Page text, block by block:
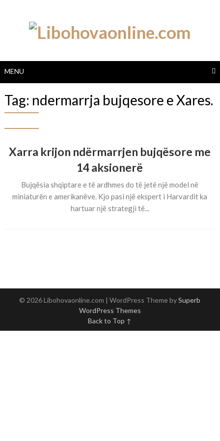
MENU
Tag: ndermarrja bujqesore e Xares.
Xarra krijon ndërmarrjen bujqësore me
14 aksionerë
Bujqësia shqiptare e të ardhmes do të jetë një model në
miniaturën e amerikanëve. Kjo pasi një ekspert i Harvardit ka
hartuar një strategji të...
© 2026 Libohovaonline.com | WordPress Theme bySuperb
WordPress Themes
Back to Top ↑